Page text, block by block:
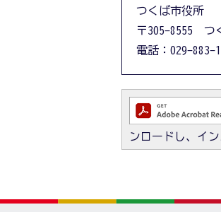
つくば市役所
〒305-8555 つ
電話：029-883-
ンロードし、イ